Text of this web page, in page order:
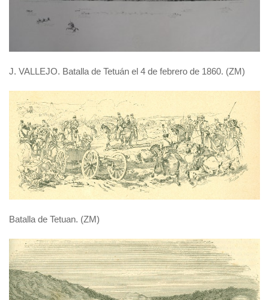
J. VALLEJO. Batalla de Tetuán el 4 de febrero de 1860. (ZM)
Batalla de Tetuan. (ZM)